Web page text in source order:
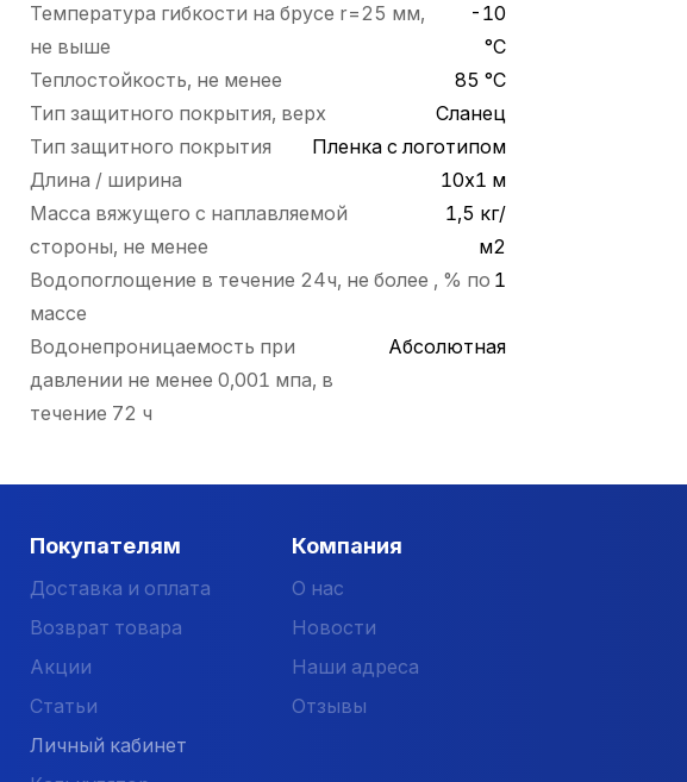
Температура гибкости на брусе r=25 мм,
не выше
-10
°С
Теплостойкость, не менее
85 °С
Тип защитного покрытия, верх
Сланец
Тип защитного покрытия
Пленка с логотипом
Длина / ширина
10х1 м
Масса вяжущего с наплавляемой
стороны, не менее
1,5 кг/
м2
Водопоглощение в течение 24ч, не более , % по
массе
1
Водонепроницаемость при
давлении не менее 0,001 мпа, в
течение 72 ч
Абсолютная
Покупателям
Доставка и оплата
Возврат товара
Акции
Статьи
Личный кабинет
Компания
О нас
Новости
Наши адреса
Отзывы